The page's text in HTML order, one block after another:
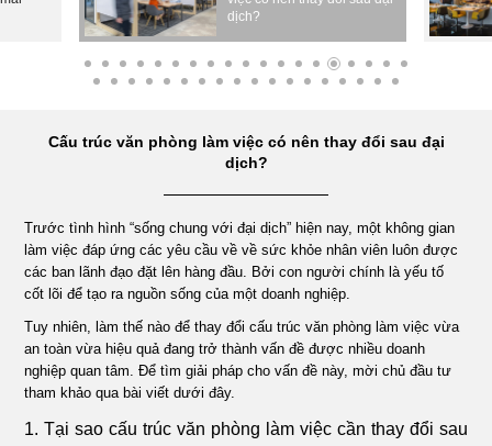
ÁN
NHÀ
HÀNG
ÁN
VĂN
PHÒNG
dịch?
Cấu trúc văn phòng làm việc có nên thay đổi sau đại
dịch?
Trước tình hình “sống chung với đại dịch” hiện nay, một không gian
làm việc đáp ứng các yêu cầu về về sức khỏe nhân viên luôn được
các ban lãnh đạo đặt lên hàng đầu. Bởi con người chính là yếu tố
cốt lõi để tạo ra nguồn sống của một doanh nghiệp.
Tuy nhiên, làm thế nào để thay đổi cấu trúc văn phòng làm việc vừa
an toàn vừa hiệu quả đang trở thành vấn đề được nhiều doanh
nghiệp quan tâm. Để tìm giải pháp cho vấn đề này, mời chủ đầu tư
tham khảo qua bài viết dưới đây.
1. Tại sao cấu trúc văn phòng làm việc cần thay đổi sau